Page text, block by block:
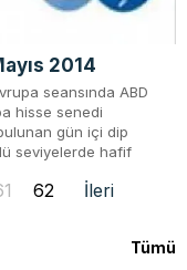
2014
seansında ABD
hisse senedi
gün içi dip
seviyelerde hafif
62 İleri
Tümü